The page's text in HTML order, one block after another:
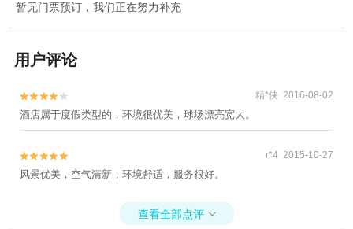
暂无门票预订，我们正在努力补充
用户评论

 精*侠 2016-08-02
酒店属于度假类型的，环境很优美，球场漂亮宽大。

 r*4 2015-10-27
风景优美，空气清新，环境舒适，服务很好。
查看全部点评 